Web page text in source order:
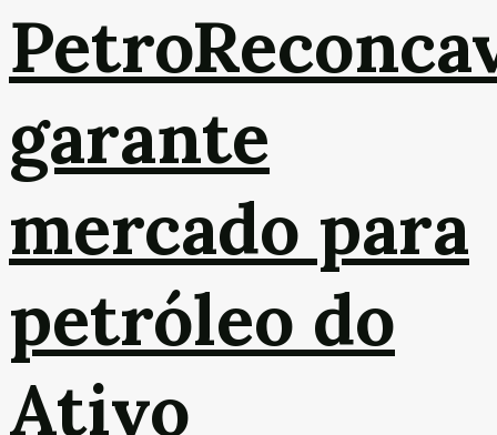
garante
mercado para
petróleo do
Ativo